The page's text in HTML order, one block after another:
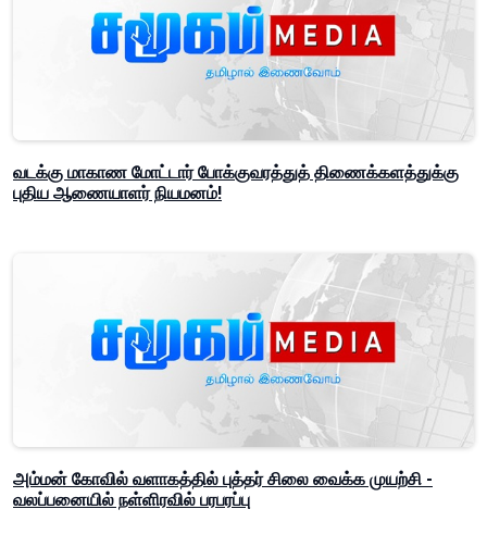
வடக்கு மாகாண மோட்டார் போக்குவரத்துத் திணைக்களத்துக்கு
புதிய ஆணையாளர் நியமனம்!
அம்மன் கோவில் வளாகத்தில் புத்தர் சிலை வைக்க முயற்சி -
வலப்பனையில் நள்ளிரவில் பரபரப்பு